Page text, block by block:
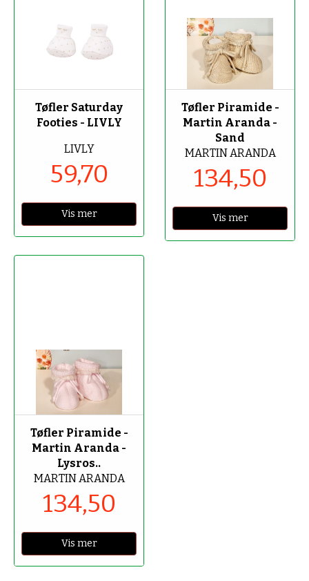
Tøfler Saturday
Footies - LIVLY
LIVLY
59,70
Vis mer
-50%
Tøfler Piramide -
Martin Aranda -
Sand
MARTIN ARANDA
134,50
Vis mer
-50%
Tøfler Piramide -
Martin Aranda -
Lysros..
MARTIN ARANDA
134,50
Vis mer